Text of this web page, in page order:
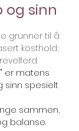
og sinn
grunner til å
kosthold;
er matens
sinn spesielt
sammen,
balanse.